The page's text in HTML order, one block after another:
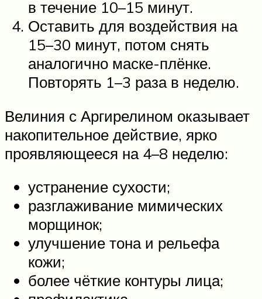
в течение 10–15 минут.
Оставить для воздействия на
15–30 минут, потом снять
аналогично маске-плёнке.
Повторять 1–3 раза в неделю.
Велиния с Аргирелином оказывает
накопительное действие, ярко
проявляющееся на 4–8 неделю:
устранение сухости;
разглаживание мимических
морщинок;
улучшение тона и рельефа
кожи;
более чёткие контуры лица;